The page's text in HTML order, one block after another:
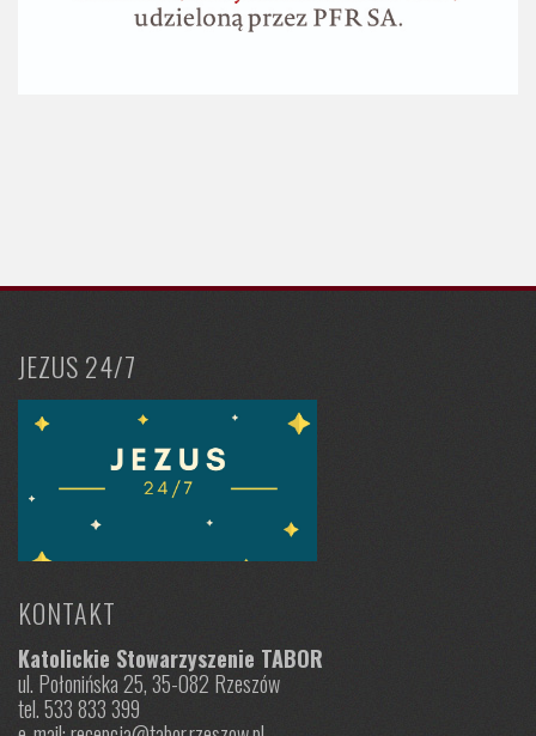
JEZUS 24/7
KONTAKT
Katolickie Stowarzyszenie TABOR
ul. Połonińska 25, 35-082 Rzeszów
tel. 533 833 399